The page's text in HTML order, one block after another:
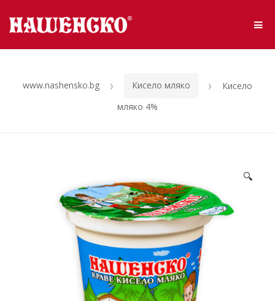
Skip to navigation
Skip to content
www.nashensko.bg Кисело мляко
Кисело
мляко 4%
🔍